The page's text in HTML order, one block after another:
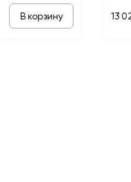
В корзину 13